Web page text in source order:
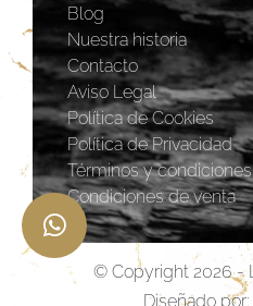
Blog
Nuestra historia
Contacto
Aviso Legal
Política de Cookies
Política de Privacidad
Términos y condiciones
Condiciones de venta
© Copyright 2026 -
Diseñado por: